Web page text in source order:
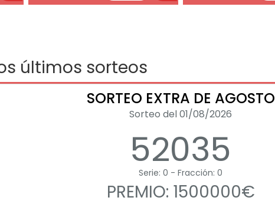
últimos sorteos
SORTEO EXTRA DE AGOSTO
Sorteo del 01/08/2026
52035
Serie: 0 - Fracción: 0
PREMIO: 1500000€